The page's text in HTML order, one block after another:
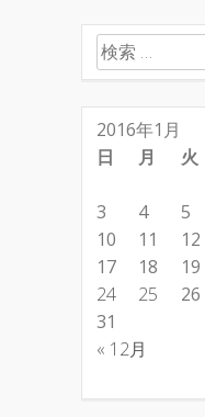
検索:
2016年1月
日
月 火
« 12月
3
4 5
10
11 12
17
18 19
24
25 26
31